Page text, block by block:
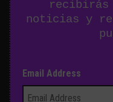
recibirás
noticias y
Email Address